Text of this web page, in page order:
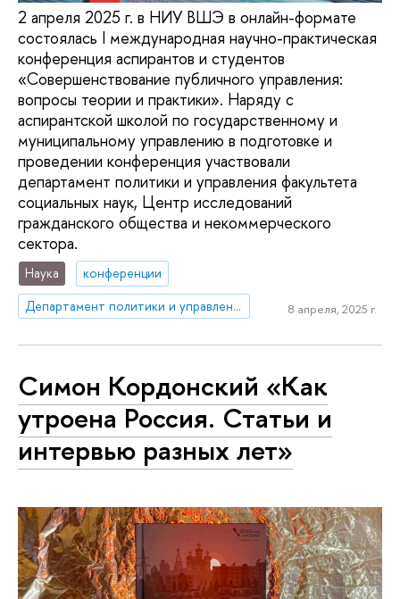
2 апреля 2025 г. в НИУ ВШЭ в онлайн-формате
состоялась I международная научно-практическая
конференция аспирантов и студентов
«Совершенствование публичного управления:
вопросы теории и практики». Наряду с
аспирантской школой по государственному и
муниципальному управлению в подготовке и
проведении конференция участвовали
департамент политики и управления факультета
социальных наук, Центр исследований
гражданского общества и некоммерческого
сектора.
Наука
конференции
Департамент политики и управления
8 апреля, 2025 г.
Симон Кордонский «Как
утроена Россия. Статьи и
интервью разных лет»